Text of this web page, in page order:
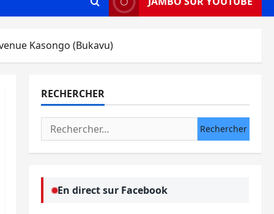
Kasongo (Bukavu)
RECHERCHER
Rechercher :
En direct sur Facebook